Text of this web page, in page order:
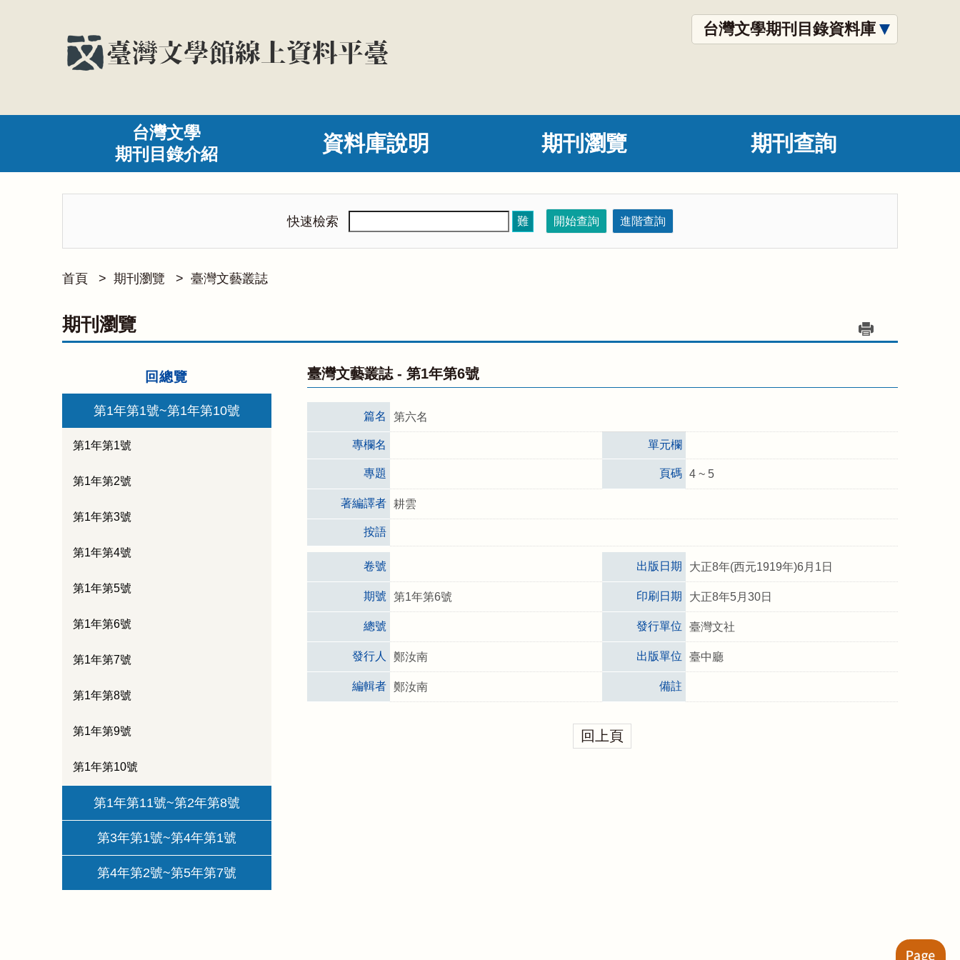
台灣文學期刊目錄資料庫
台灣文學
期刊目錄介紹
資料庫說明 期刊瀏覽 期刊查詢
快速檢索 難 開始查詢 進階查詢
首頁 > 期刊瀏覽 > 臺灣文藝叢誌
期刊瀏覽
回總覽
第1年第1號~第1年第10號
第1年第1號
第1年第2號
第1年第3號
第1年第4號
第1年第5號
第1年第6號
第1年第7號
第1年第8號
第1年第9號
第1年第10號
第1年第11號~第2年第8號
第3年第1號~第4年第1號
第4年第2號~第5年第7號
臺灣文藝叢誌 - 第1年第6號
篇名 第六名
專欄名 單元欄
專題 頁碼 4 ~ 5
著編譯者 耕雲
按語
卷號 出版日期 大正8年(西元1919年)6月1日
期號 第1年第6號 印刷日期 大正8年5月30日
總號 發行單位 臺灣文社
發行人 鄭汝南 出版單位 臺中廳
編輯者 鄭汝南 備註
回上頁